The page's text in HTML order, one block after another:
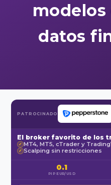
modelos
datos
PATROCINADO
El broker favorito de los
✓ MT4, MT5, cTrader y
✓ Scalping sin restricciones
0.1
PIP EUR/USD